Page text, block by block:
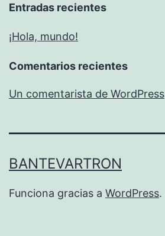
Entradas recientes
¡Hola, mundo!
Comentarios recientes
Un comentarista de WordPress
BANTEVARTRON
Funciona gracias a WordPress.